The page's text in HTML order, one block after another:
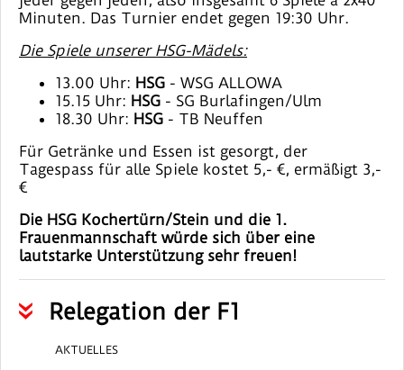
Minuten. Das Turnier endet gegen 19:30 Uhr.
Die Spiele unserer HSG-Mädels:
13.00 Uhr: HSG - WSG ALLOWA
15.15 Uhr: HSG - SG Burlafingen/Ulm
18.30 Uhr: HSG - TB Neuffen
Für Getränke und Essen ist gesorgt, der
Tagespass für alle Spiele kostet 5,- €, ermäßigt 3,-
€
Die HSG Kochertürn/Stein und die 1.
Frauenmannschaft würde sich über eine
lautstarke Unterstützung sehr freuen!
Relegation der F1
AKTUELLES